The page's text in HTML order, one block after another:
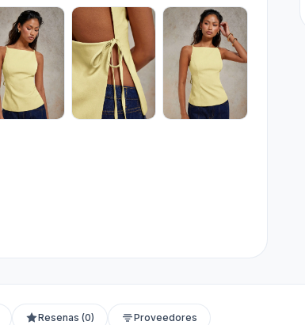
Resenas (0) Proveedores